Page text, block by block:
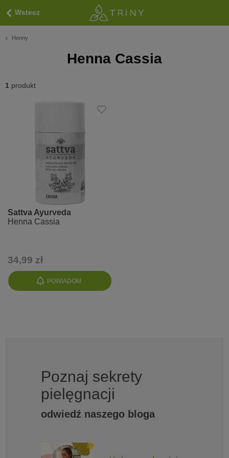
Wstecz
Henny
Henna Cassia
1 produkt
POWIADOM
Sattva Ayurveda
Henna Cassia
34,99 zł
Poznaj sekrety
pielęgnacji
odwiedź naszego bloga